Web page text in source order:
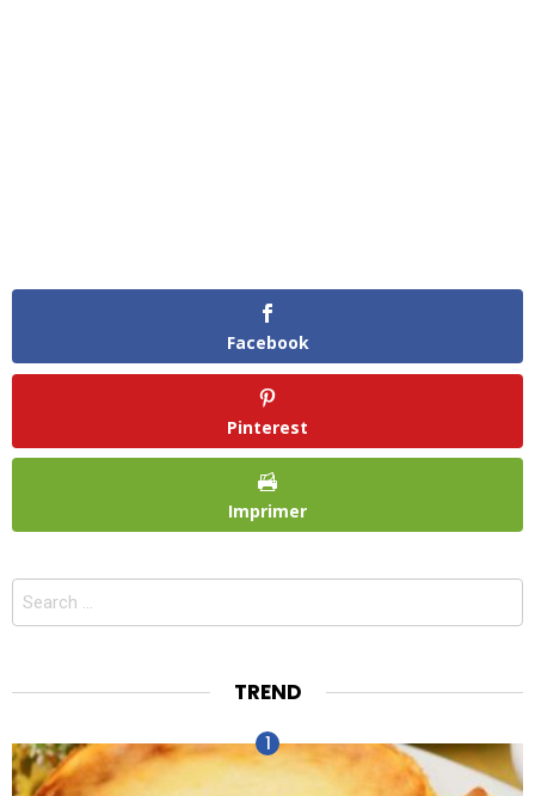
Facebook
Pinterest
Imprimer
Search
TREND